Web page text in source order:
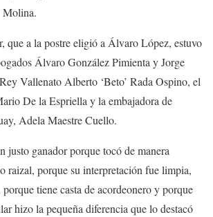
Molina.
que a la postre eligió a Álvaro López, estuvo
Álvaro González Pimienta y Jorge
Vallenato Alberto ‘Beto’ Rada Ospino, el
De la Espriella y la embajadora de
Adela Maestre Cuello.
justo ganador porque tocó de manera
raizal, porque su interpretación fue limpia,
tiene casta de acordeonero y porque
hizo la pequeña diferencia que lo destacó